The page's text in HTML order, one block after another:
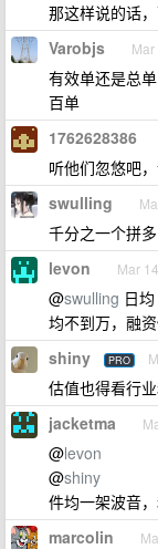
那这样说的话
Varobjs
有效单还是总
百单
1762628386
听他们忽悠吧
swulling
千分之一个拼
levon Mar
@swulling 日
均不到万，融
shiny PRO
估值也得看行
jacketma
@levon
@shiny
件均一架波音
marcolin